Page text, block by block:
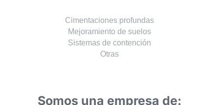
Cimentaciones profundas
Mejoramiento de suelos
Sistemas de contención
Otras
Somos una empresa de: